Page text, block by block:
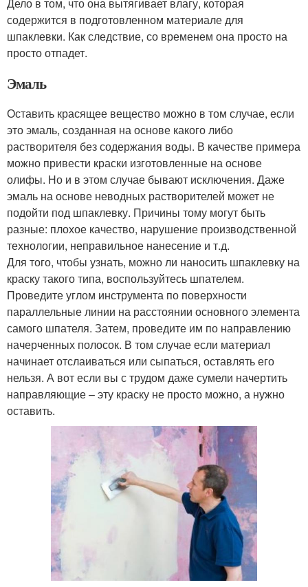
содержится в подготовленном материале для
шпаклевки. Как следствие, со временем она просто на
просто отпадет.
Эмаль
Оставить красящее вещество можно в том случае, если
это эмаль, созданная на основе какого либо
растворителя без содержания воды. В качестве примера
можно привести краски изготовленные на основе
олифы. Но и в этом случае бывают исключения. Даже
эмаль на основе неводных растворителей может не
подойти под шпаклевку. Причины тому могут быть
разные: плохое качество, нарушение производственной
технологии, неправильное нанесение и т.д.
Для того, чтобы узнать, можно ли наносить шпаклевку на
краску такого типа, воспользуйтесь шпателем.
Проведите углом инструмента по поверхности
параллельные линии на расстоянии основного элемента
самого шпателя. Затем, проведите им по направлению
начерченных полосок. В том случае если материал
начинает отслаиваться или сыпаться, оставлять его
нельзя. А вот если вы с трудом даже сумели начертить
направляющие – эту краску не просто можно, а нужно
оставить.